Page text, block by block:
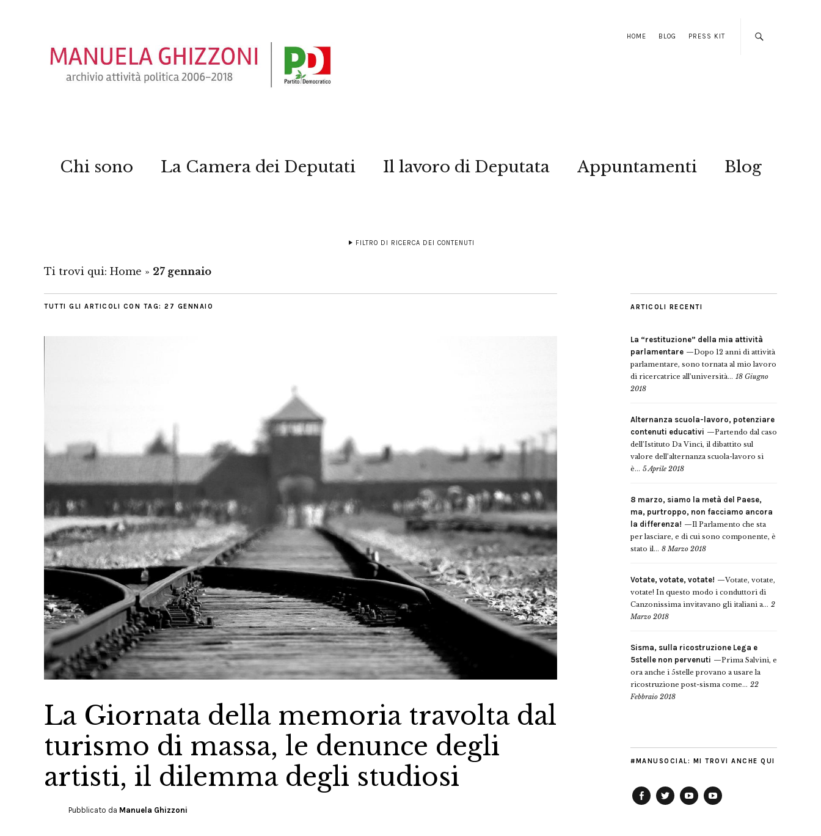
HOME BLOG PRESS KIT
Chi sono La Camera dei Deputati Il lavoro di Deputata Appuntamenti Blog
FILTRO DI RICERCA DEI CONTENUTI
Ti trovi qui: Home » 27 gennaio
TUTTI GLI ARTICOLI CON TAG: 27 GENNAIO
La Giornata della memoria travolta dal
turismo di massa, le denunce degli
artisti, il dilemma degli studiosi
Pubblicato da Manuela Ghizzoni
ARTICOLI RECENTI
La “restituzione” della mia attività
parlamentare
Dopo 12 anni di attività
parlamentare, sono tornata al mio lavoro
di ricercatrice all’università... 18 Giugno
2018
Alternanza scuola-lavoro, potenziare
contenuti educativi
Partendo dal caso
dell’Istituto Da Vinci, il dibattito sul
valore dell’alternanza scuola-lavoro si
è... 5 Aprile 2018
8 marzo, siamo la metà del Paese,
ma, purtroppo, non facciamo ancora
la differenza!
Il Parlamento che sta
per lasciare, e di cui sono componente, è
stato il... 8 Marzo 2018
Votate, votate, votate!
Votate, votate,
votate! In questo modo i conduttori di
Canzonissima invitavano gli italiani a... 2
Marzo 2018
Sisma, sulla ricostruzione Lega e
5stelle non pervenuti
Prima Salvini, e
ora anche i 5stelle provano a usare la
ricostruzione post-sisma come... 22
Febbraio 2018
#MANUSOCIAL: MI TROVI ANCHE QUI